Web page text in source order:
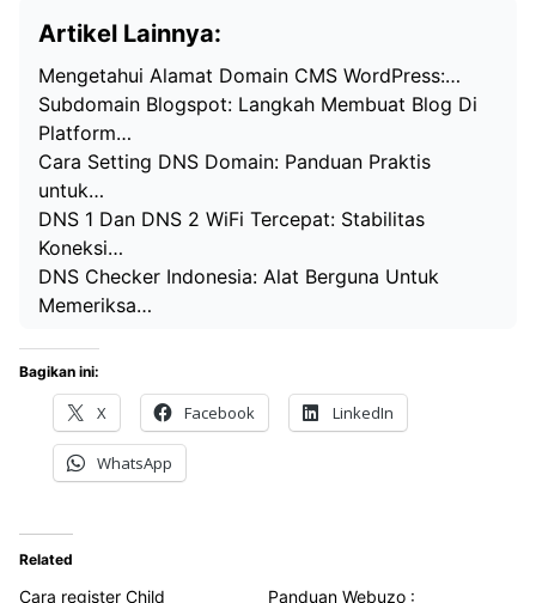
Artikel Lainnya:
Mengetahui Alamat Domain CMS WordPress:…
Subdomain Blogspot: Langkah Membuat Blog Di
Platform…
Cara Setting DNS Domain: Panduan Praktis
untuk…
DNS 1 Dan DNS 2 WiFi Tercepat: Stabilitas
Koneksi…
DNS Checker Indonesia: Alat Berguna Untuk
Memeriksa…
Bagikan ini:
X Facebook LinkedIn
WhatsApp
Related
Cara register Child Panduan Webuzo :